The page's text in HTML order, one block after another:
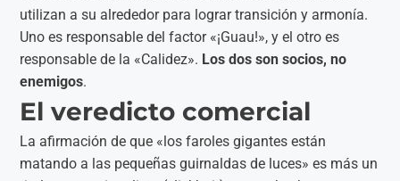
utilizan a su alrededor para lograr transición y armonía.
Uno es responsable del factor «¡Guau!», y el otro es
responsable de la «Calidez». Los dos son socios, no
enemigos.
El veredicto comercial
La afirmación de que «los faroles gigantes están
matando a las pequeñas guirnaldas de luces» es más un